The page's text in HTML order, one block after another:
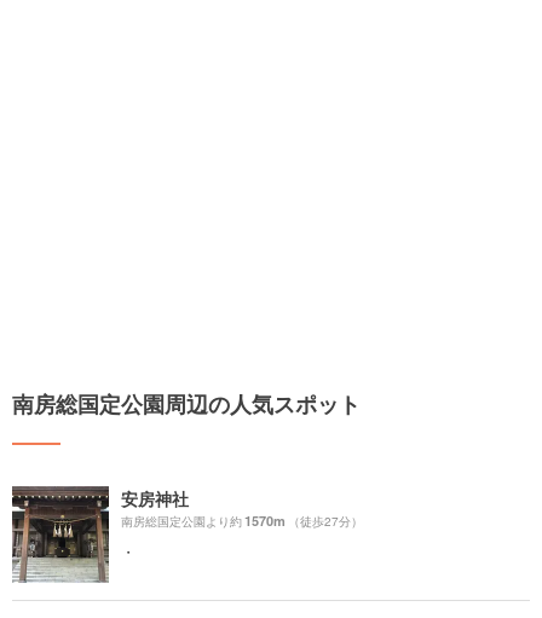
南房総国定公園周辺の人気スポット
安房神社
南房総国定公園より約1570m （徒歩27分）
・